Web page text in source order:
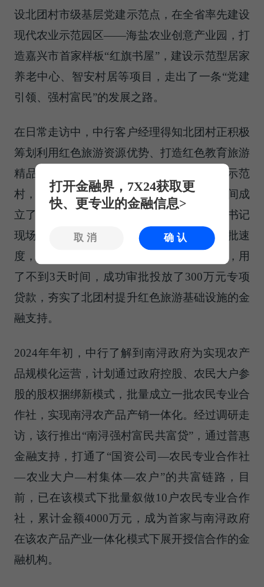
设北团村市级基层党建示范点，在全省率先建设
现代农业示范园区——海盐农业创意产业园，打
造嘉兴市首家样板“红旗书屋”，建设示范型居家
养老中心、智安村居等项目，走出了一条“党建
引领、强村富民”的发展之路。
在日常走访中，中行客户经理得知北团村正积极
筹划利用红色旅游资源优势、打造红色教育旅游
精品基地，全力创建“千万工程”未来乡村示范
村，但项目投入资金尚有缺口。中行第一时间成
立了北团村融资服务对接小组，与村党支部书记
现场交流并深入探讨了融资方案。为加快审批速
度，省行、市行、支行开通了审批绿色通道，用
了不到3天时间，成功审批投放了300万元专项
贷款，夯实了北团村提升红色旅游基础设施的金
融支持。
2024年年初，中行了解到南浔政府为实现农产
品规模化运营，计划通过政府控股、农民大户参
股的股权捆绑新模式，批量成立一批农民专业合
作社，实现南浔农产品产销一体化。经过调研走
访，该行推出“南浔强村富民共富贷”，通过普惠
金融支持，打通了“国资公司—农民专业合作社
—农业大户—村集体—农户”的共富链路，目
前，已在该模式下批量叙做10户农民专业合作
社，累计金额4000万元，成为首家与南浔政府
在该农产品产业一体化模式下展开授信合作的金
融机构。
打开金融界，7X24获取更
快、更专业的金融信息>
取消 确认